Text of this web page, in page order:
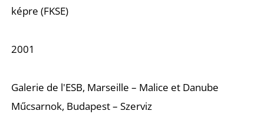
képre (FKSE)
2001
Galerie de l'ESB, Marseille – Malice et Danube
Műcsarnok, Budapest – Szerviz